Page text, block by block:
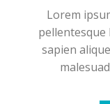
Lorem
pellentesque
sapien